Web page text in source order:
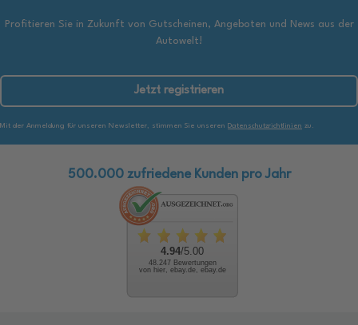
Profitieren Sie in Zukunft von Gutscheinen, Angeboten und News aus der
Autowelt!
Jetzt registrieren
Mit der Anmeldung für unseren Newsletter, stimmen Sie unseren Datenschutzrichtlinien zu.
500.000 zufriedene Kunden pro Jahr
4.94/5.00
48.247 Bewertungen
von hier, ebay.de, ebay.de